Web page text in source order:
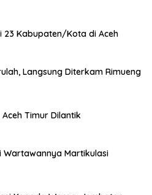
23 Kabupaten/Kota di Aceh
Langsung Diterkam Rimueng
Timur Dilantik
Wartawannya Martikulasi